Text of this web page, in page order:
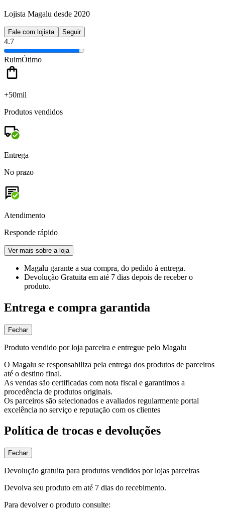
Lojista Magalu desde 2020
Fale com lojista Seguir
4.7
RuimÓtimo
+50mil
Produtos vendidos
Entrega
No prazo
Atendimento
Responde rápido
Ver mais sobre a loja
Magalu garante a sua compra, do pedido à entrega.
Devolução Gratuita em até 7 dias depois de receber o
produto.
Entrega e compra garantida
Fechar
Produto vendido por loja parceira e entregue pelo Magalu
O Magalu se responsabiliza pela entrega dos produtos de parceiros
até o destino final.
As vendas são certificadas com nota fiscal e garantimos a
procedência de produtos originais.
Os parceiros são selecionados e avaliados regularmente portal
excelência no serviço e reputação com os clientes
Política de trocas e devoluções
Fechar
Devolução gratuita para produtos vendidos por lojas parceiras
Devolva seu produto em até 7 dias do recebimento.
Para devolver o produto consulte: